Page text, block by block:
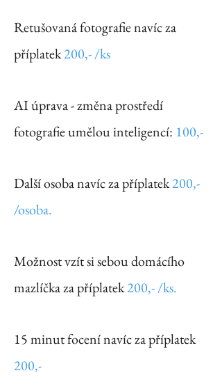
Retušovaná fotografie navíc za
příplatek200,- /ks
AI úprava - změna prostředí
fotografie umělou inteligencí: 100,-
Další osoba navíc za příplatek200,-
/osoba.
Možnost vzít si sebou domácího
mazlíčka za příplatek200,- /ks. ​
15 minut focení navíc za příplatek
200,-